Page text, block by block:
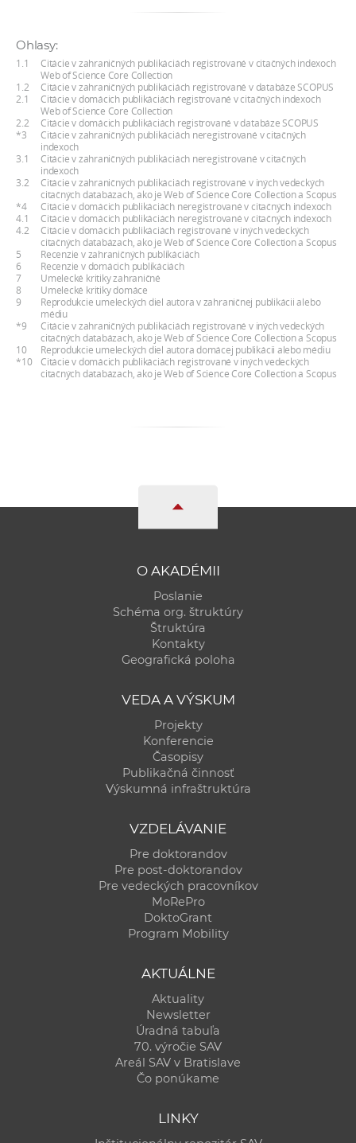
Ohlasy:
1.1
Citácie v zahraničných publikáciách registrované v citačných indexoch
Web of Science Core Collection
1.2
Citácie v zahraničných publikáciách registrované v databáze SCOPUS
2.1
Citácie v domácich publikáciách registrované v citačných indexoch
Web of Science Core Collection
2.2
Citácie v domácich publikáciách registrované v databáze SCOPUS
*3
Citácie v zahraničných publikáciách neregistrované v citačných
indexoch
3.1
Citácie v zahraničných publikáciách neregistrované v citačných
indexoch
3.2
Citácie v zahraničných publikáciách registrované v iných vedeckých
citačných databázach, ako je Web of Science Core Collection a Scopus
*4
Citácie v domácich publikáciách neregistrované v citačných indexoch
4.1
Citácie v domácich publikáciách neregistrované v citačných indexoch
4.2
Citácie v domácich publikáciách registrované v iných vedeckých
citačných databázach, ako je Web of Science Core Collection a Scopus
5
Recenzie v zahraničných publikáciách
6
Recenzie v domácich publikáciách
7
Umelecké kritiky zahraničné
8
Umelecké kritiky domáce
9
Reprodukcie umeleckých diel autora v zahraničnej publikácii alebo
médiu
*9
Citácie v zahraničných publikáciách registrované v iných vedeckých
citačných databázach, ako je Web of Science Core Collection a Scopus
10
Reprodukcie umeleckých diel autora domácej publikácii alebo médiu
*10
Citácie v domácich publikáciách registrované v iných vedeckých
citačných databázach, ako je Web of Science Core Collection a Scopus
O AKADÉMII
Poslanie
Schéma org. štruktúry
Štruktúra
Kontakty
Geografická poloha
VEDA A VÝSKUM
Projekty
Konferencie
Časopisy
Publikačná činnosť
Výskumná infraštruktúra
VZDELÁVANIE
Pre doktorandov
Pre post-doktorandov
Pre vedeckých pracovníkov
MoRePro
DoktoGrant
Program Mobility
AKTUÁLNE
Aktuality
Newsletter
Úradná tabuľa
70. výročie SAV
Areál SAV v Bratislave
Čo ponúkame
LINKY